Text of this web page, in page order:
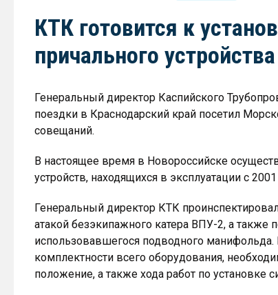
КТК готовится к
причального
Генеральный директор Каспийского
поездки в Краснодарский край посетил
совещаний.
В настоящее время в Новороссийске
устройств, находящихся в эксплуатации с 2001
Генеральный директор КТК
атакой безэкипажного катера ВПУ-2, а также
использовавшегося подводного
комплектности всего оборудования,
положение, а также хода работ по установке